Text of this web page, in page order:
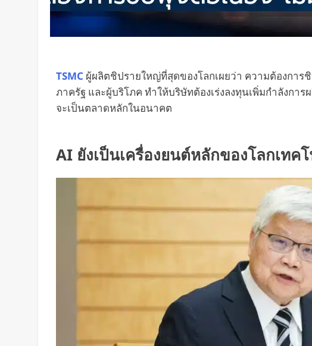
TSMC ผู้ผลิตชิปรายใหญ่ที่สุดของโลกเผยว่า ความต้องการ
ภาครัฐ และผู้บริโภค ทำให้บริษัทต้องเร่งลงทุนเพิ่มกำลังก
จะเป็นตลาดหลักในอนาคต
AI ยังเป็นเครื่องยนต์หลักของโลกเทค